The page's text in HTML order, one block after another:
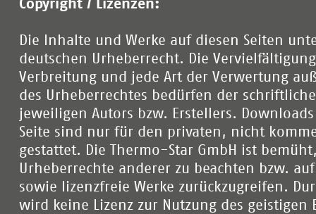
Copyright / Lizenzen:
Die Inhalte und Werke auf diesen Seiten
deutschen Urheberrecht. Die
Verbreitung und jede Art der Verwertung
des Urheberrechtes bedürfen der
jeweiligen Autors bzw. Erstellers.
Seite sind nur für den privaten, nicht
gestattet. Die Thermo-Star GmbH ist
Urheberrechte anderer zu beachten bzw.
sowie lizenzfreie Werke zurückzugreifen.
wird keine Lizenz zur Nutzung des geistigen